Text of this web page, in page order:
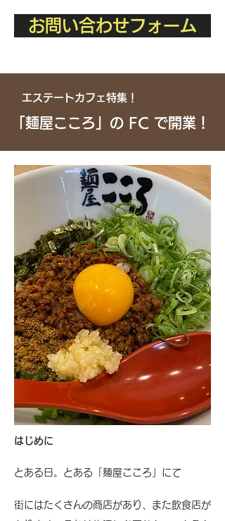
お問い合わせフォーム
エステートカフェ特集！
​「麺屋こころ」の FC で開業！
はじめに
とある日。とある「麺屋こころ」にて
街にはたくさんの商店があり、また飲食店が